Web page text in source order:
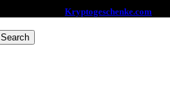
Kryptogeschenke.com
Search